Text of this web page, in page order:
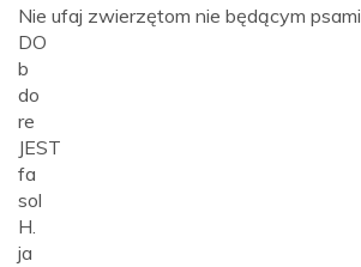
Nie ufaj zwierzętom nie będącym psami
DO
b
do
re
JEST
fa
sol
H.
ja